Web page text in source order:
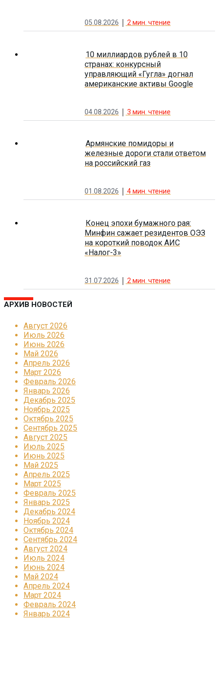
05.08.2026 2мин. чтение
10 миллиардов рублей в 10
странах: конкурсный
управляющий «Гугла» догнал
американские активы Google
04.08.2026 3 мин. чтение
Армянские помидоры и
железные дороги стали ответом
на российский газ
01.08.2026 4мин. чтение
Конец эпохи бумажного рая:
Минфин сажает резидентов ОЭЗ
на короткий поводок АИС
«Налог-3»
31.07.2026 2 мин. чтение
АРХИВ НОВОСТЕЙ
Август 2026
Июль 2026
Июнь 2026
Май 2026
Апрель 2026
Март 2026
Февраль 2026
Январь 2026
Декабрь 2025
Ноябрь 2025
Октябрь 2025
Сентябрь 2025
Август 2025
Июль 2025
Июнь 2025
Май 2025
Апрель 2025
Март 2025
Февраль 2025
Январь 2025
Декабрь 2024
Ноябрь 2024
Октябрь 2024
Сентябрь 2024
Август 2024
Июль 2024
Июнь 2024
Май 2024
Апрель 2024
Март 2024
Февраль 2024
Январь 2024